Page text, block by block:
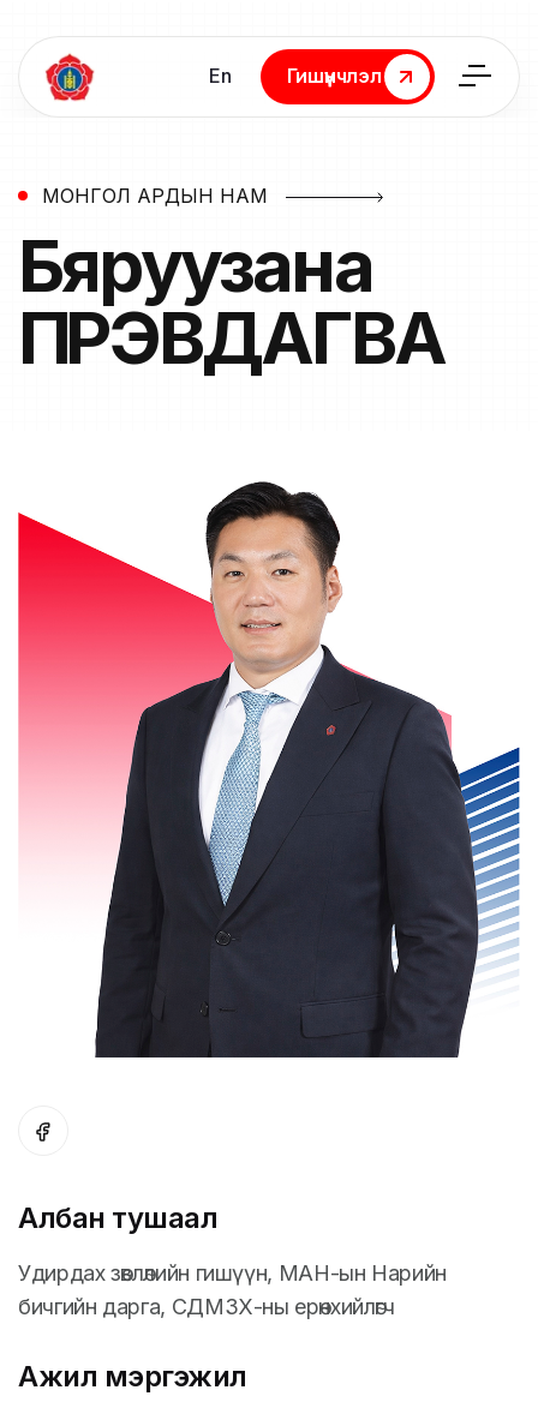
En
Гишүүнчлэл
Гишүүнчлэл
МОНГОЛ АРДЫН НАМ
Бяруузана
ПҮРЭВДАГВА
Албан тушаал
Удирдах зөвлөлийн гишүүн, МАН-ын Нарийн
бичгийн дарга, СДМЗХ-ны ерөнхийлөгч
Ажил мэргэжил